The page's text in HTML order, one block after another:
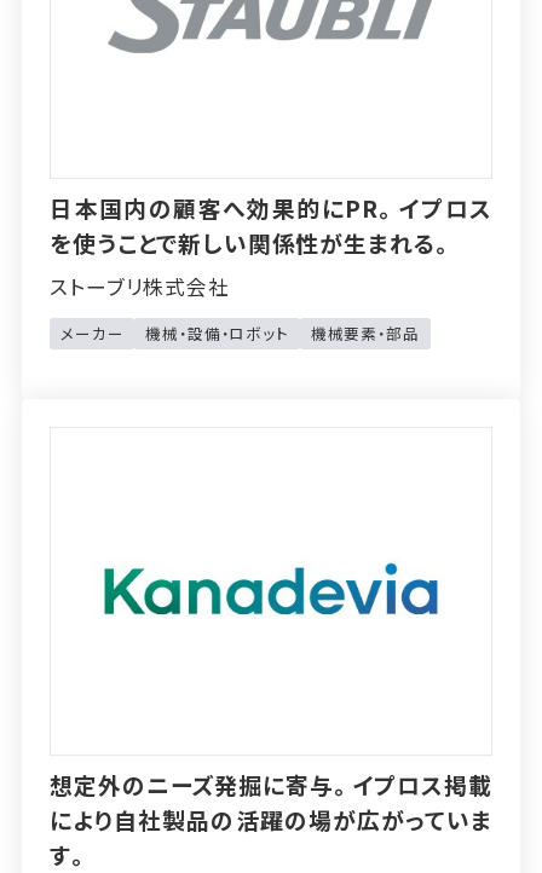
日本国内の顧客へ効果的にPR。イプロス
を使うことで新しい関係性が生まれる。
ストーブリ株式会社
メーカー 機械・設備・ロボット 機械要素・部品
想定外のニーズ発掘に寄与。イプロス掲載
により自社製品の活躍の場が広がっていま
す。